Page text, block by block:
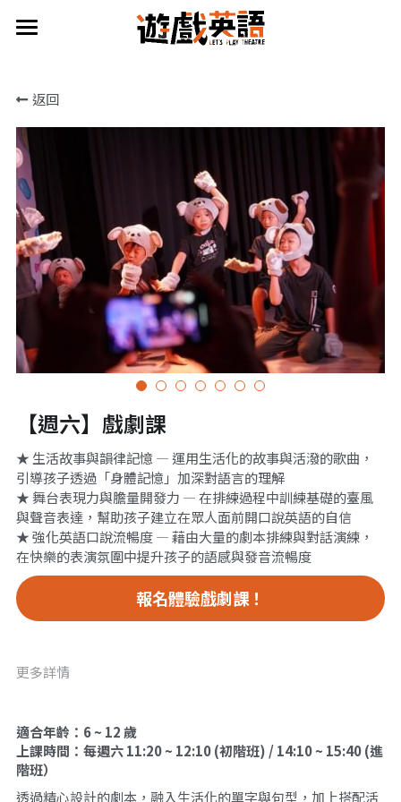
2026 夏令營
家長分享
關於團隊
立即預約
演出/活動
返回
【週六】戲劇課
★ 生活故事與韻律記憶 — 運用生活化的故事與活潑的歌曲，
引導孩子透過「身體記憶」加深對語言的理解
★ 舞台表現力與膽量開發力 — 在排練過程中訓練基礎的臺風
與聲音表達，幫助孩子建立在眾人面前開口說英語的自信
★ 強化英語口說流暢度 — 藉由大量的劇本排練與對話演練，
在快樂的表演氛圍中提升孩子的語感與發音流暢度
報名體驗戲劇課！
更多詳情
適合年齡：6 ~ 12 歲
上課時間：每週六 11:20 ~ 12:10 (初階班) / 14:10 ~ 15:40 (進
階班）
透過精心設計的劇本，融入生活化的單字與句型，加上搭配活
商品分類
所有商品分類